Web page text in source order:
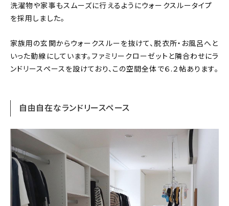
洗濯物や家事もスムーズに行えるようにウォークスルータイプ
を採用しました。
家族用の玄関からウォークスルーを抜けて、脱衣所・お風呂へと
いった動線にしています。ファミリークローゼットと隣合わせにラ
ンドリースペースを設けており、この空間全体で６.２帖あります。
自由自在なランドリースペース